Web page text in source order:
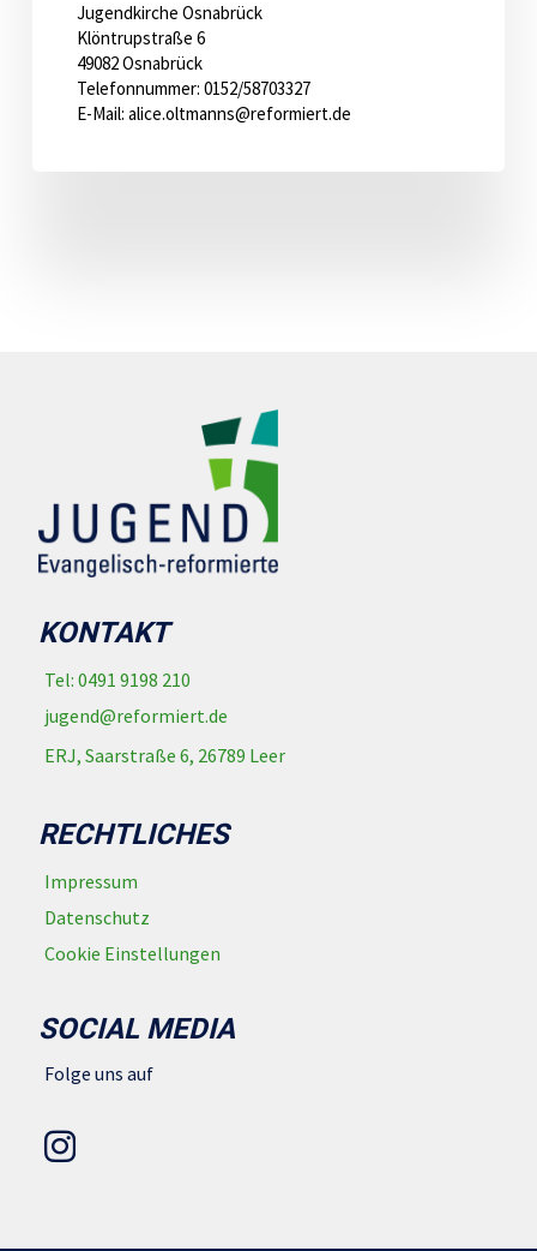
Jugendkirche Osnabrück
Klöntrupstraße 6
49082 Osnabrück
Telefonnummer: 0152/58703327
E-Mail:alice.oltmanns@reformiert.de
KONTAKT
Tel: 0491 9198 210
jugend@reformiert.de
ERJ, Saarstraße 6, 26789 Leer
RECHTLICHES
Impressum
Datenschutz
Cookie Einstellungen
SOCIAL MEDIA
Folge uns auf